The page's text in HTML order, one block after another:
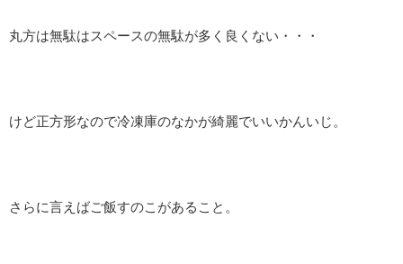
丸方は無駄はスペースの無駄が多く良くない・・・
けど正方形なので冷凍庫のなかが綺麗でいいかんいじ。
さらに言えばご飯すのこがあること。